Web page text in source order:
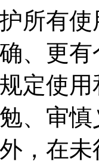
所有
、更
定使
、审
，在